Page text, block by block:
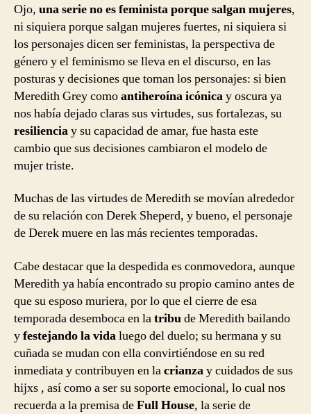
Ojo, una serie no es feminista porque salgan mujeres,
ni siquiera porque salgan mujeres fuertes, ni siquiera si
los personajes dicen ser feministas, la perspectiva de
género y el feminismo se lleva en el discurso, en las
posturas y decisiones que toman los personajes: si bien
Meredith Grey comoantiheroína icónicay oscura ya
nos había dejado claras sus virtudes, sus fortalezas, su
resilienciay su capacidad de amar, fue hasta este
cambio que sus decisiones cambiaron el modelo de
mujer triste.
Muchas de las virtudes de Meredith se movían alrededor
de su relación con Derek Sheperd, y bueno, el personaje
de Derek muere en las más recientes temporadas.
Cabe destacar que la despedida es conmovedora, aunque
Meredith ya había encontrado su propio camino antes de
que su esposo muriera, por lo que el cierre de esa
temporada desemboca en latribude Meredith bailando
yfestejando la vidaluego del duelo; su hermana y su
cuñada se mudan con ella convirtiéndose en su red
inmediata y contribuyen en lacrianzay cuidados de sus
hijxs , así como a ser su soporte emocional, lo cual nos
recuerda a la premisa deFull House, la serie de